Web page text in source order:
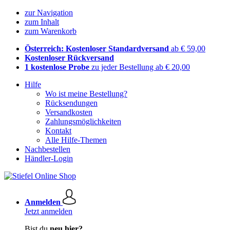
zur Navigation
zum Inhalt
zum Warenkorb
Österreich: Kostenloser Standardversand ab € 59,00
Kostenloser Rückversand
1 kostenlose Probe zu jeder Bestellung ab € 20,00
Hilfe
Wo ist meine Bestellung?
Rücksendungen
Versandkosten
Zahlungsmöglichkeiten
Kontakt
Alle Hilfe-Themen
Nachbestellen
Händler-Login
Anmelden
Jetzt anmelden